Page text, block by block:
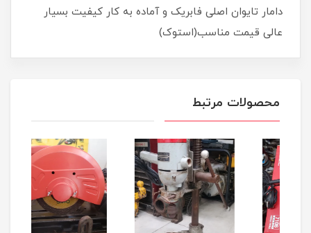
دامار تایوان اصلی فابریک و آماده به کار کیفیت بسیار
عالی قیمت مناسب(استوک)
محصولات مرتبط